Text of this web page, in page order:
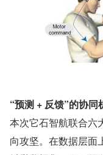
“预测 + 反馈”的协
本次它石智航联合六
向攻坚。在数据层面